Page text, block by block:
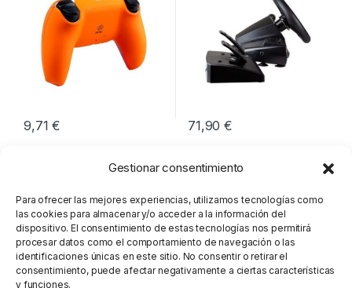
Gestionar consentimiento
Para ofrecer las mejores experiencias, utilizamos tecnologías como
las cookies para almacenar y/o acceder a la información del
dispositivo. El consentimiento de estas tecnologías nos permitirá
procesar datos como el comportamiento de navegación o las
identificaciones únicas en este sitio. No consentir o retirar el
consentimiento, puede afectar negativamente a ciertas características
y funciones.
9,71€ 71,90€